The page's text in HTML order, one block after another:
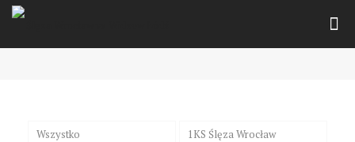
Wszystko 1KS Ślęza Wrocław